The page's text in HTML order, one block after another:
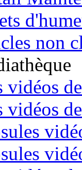
non
vidéos
vidéos